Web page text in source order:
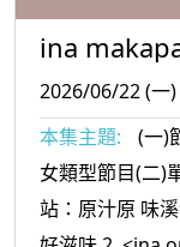
ina
2026/06/22 (一
本集主題:
(一)
女類型節目(二)
站：原汁原 味溪洲水泉的灶開幕品嘗新店溪畔阿美族